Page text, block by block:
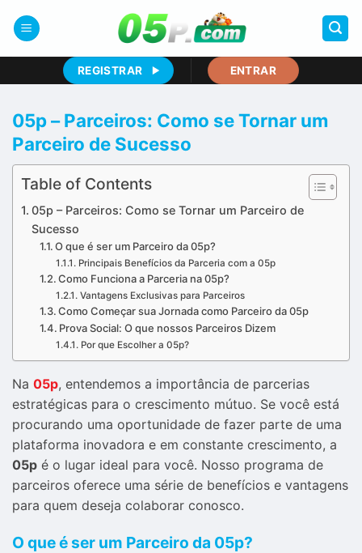
REGISTRAR ENTRAR
05p – Parceiros: Como se Tornar um
Parceiro de Sucesso
Table of Contents
05p – Parceiros: Como se Tornar um Parceiro de
Sucesso
O que é ser um Parceiro da 05p?
Principais Benefícios da Parceria com a 05p
Como Funciona a Parceria na 05p?
Vantagens Exclusivas para Parceiros
Como Começar sua Jornada como Parceiro da 05p
Prova Social: O que nossos Parceiros Dizem
Por que Escolher a 05p?
Na 05p, entendemos a importância de parcerias
estratégicas para o crescimento mútuo. Se você está
procurando uma oportunidade de fazer parte de uma
plataforma inovadora e em constante crescimento, a
05p é o lugar ideal para você. Nosso programa de
parceiros oferece uma série de benefícios e vantagens
para quem deseja colaborar conosco.
O que é ser um Parceiro da 05p?